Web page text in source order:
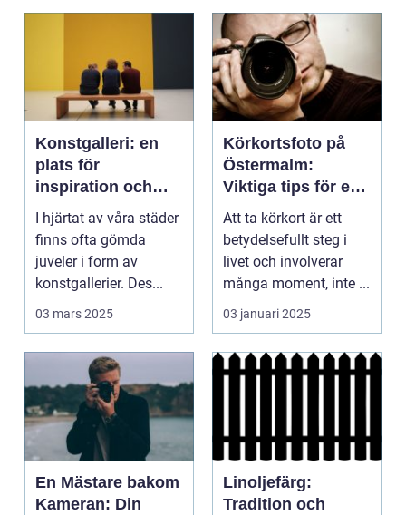
Konstgalleri: en
plats för
inspiration och
kreativ upplevelse
I hjärtat av våra städer
finns ofta gömda
juveler i form av
konstgallerier. Des...
03 mars 2025
Körkortsfoto på
Östermalm:
Viktiga tips för en
perfekt bild
Att ta körkort är ett
betydelsefullt steg i
livet och involverar
många moment, inte ...
03 januari 2025
En Mästare bakom
Kameran: Din
Linoljefärg:
Tradition och